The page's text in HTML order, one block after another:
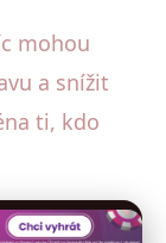
mohou
a snížit
ti, kdo